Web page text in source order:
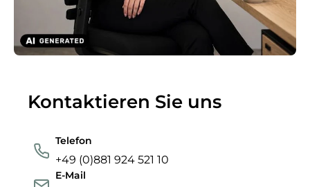
Kontaktieren Sie uns
Telefon
+49 (0)881 924 521 10
E-Mail